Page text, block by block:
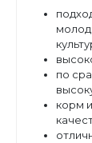
по
корм